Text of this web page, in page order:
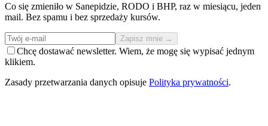
Co się zmieniło w Sanepidzie, RODO i BHP, raz w miesiącu, jeden
mail. Bez spamu i bez sprzedaży kursów.
Zapisz mnie →
Chcę dostawać newsletter. Wiem, że mogę się wypisać jednym
klikiem.
Zasady przetwarzania danych opisuje Polityka prywatności.